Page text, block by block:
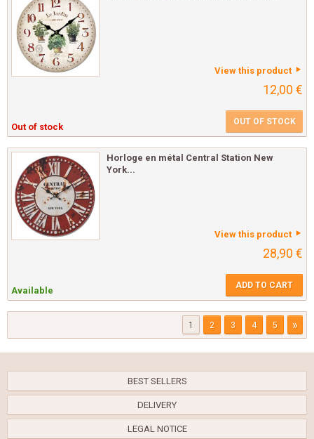
View this product
12,00 €
Out of stock OUT OF STOCK
Horloge en métal Central Station New
York...
View this product
28,90 €
Available ADD TO CART
1 2 3 4 5 »
BEST SELLERS
DELIVERY
LEGAL NOTICE